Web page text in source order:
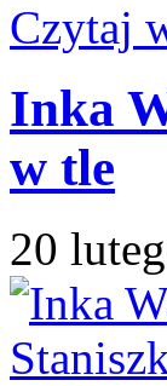
Czytaj
Inka
w tle
20